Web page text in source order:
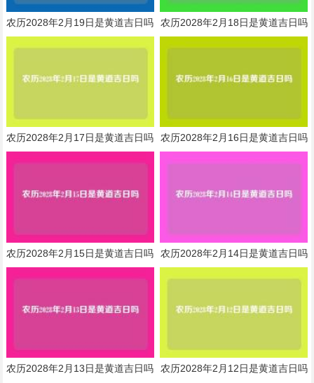
农历2028年2月19日是黄道吉日吗 农历2028年2月18日是黄道吉日吗
农历2028年2月17日是黄道吉日吗 农历2028年2月16日是黄道吉日吗
农历2028年2月15日是黄道吉日吗 农历2028年2月14日是黄道吉日吗
农历2028年2月13日是黄道吉日吗 农历2028年2月12日是黄道吉日吗